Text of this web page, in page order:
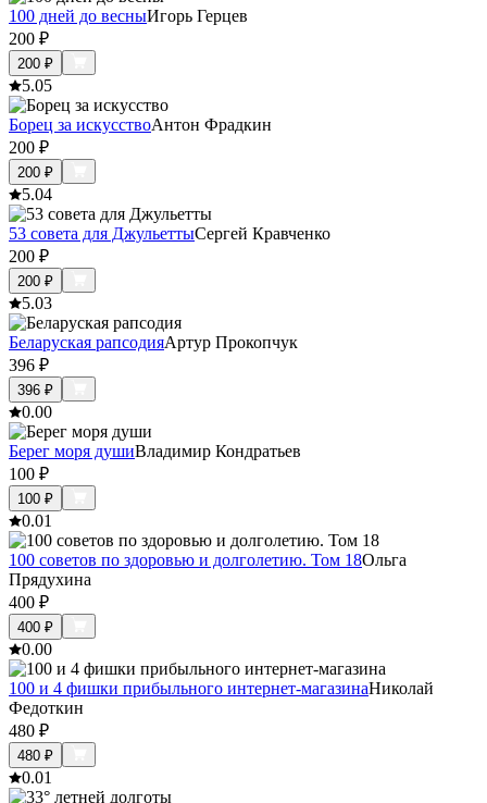
100 дней до весныИгорь Герцев
200 ₽
200 ₽
5.05
Борец за искусствоАнтон Фрадкин
200 ₽
200 ₽
5.04
53 совета для ДжульеттыСергей Кравченко
200 ₽
200 ₽
5.03
Беларуская рапсодияАртур Прокопчук
396 ₽
396 ₽
0.00
Берег моря душиВладимир Кондратьев
100 ₽
100 ₽
0.01
100 советов по здоровью и долголетию. Том 18Ольга
Прядухина
400 ₽
400 ₽
0.00
100 и 4 фишки прибыльного интернет-магазинаНиколай
Федоткин
480 ₽
480 ₽
0.01